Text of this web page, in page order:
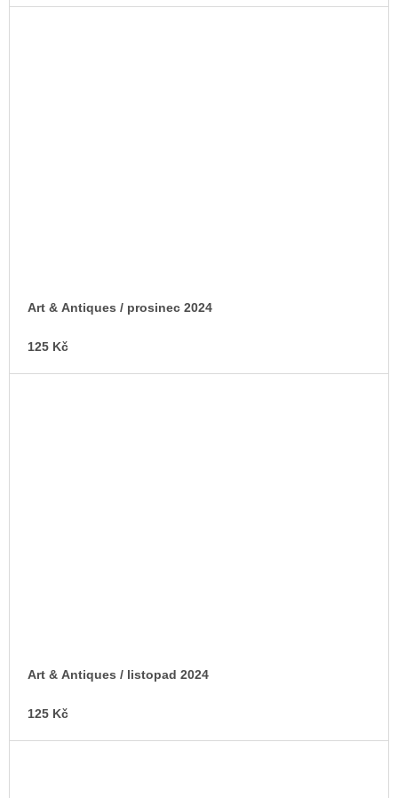
Art & Antiques / prosinec 2024
125 Kč
Art & Antiques / listopad 2024
125 Kč